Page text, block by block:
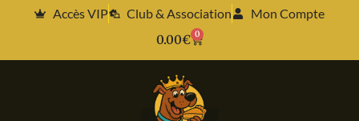
Accès VIP Club & Association
Mon Compte
0.00€ 0